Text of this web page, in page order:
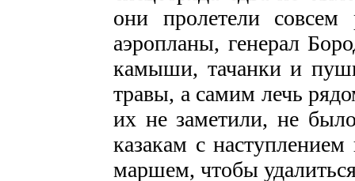
они пролетели
аэропланы, генерал
камыши, тачанки и
травы, а самим лечь
их не заметили, не
казакам с
маршем, чтобы